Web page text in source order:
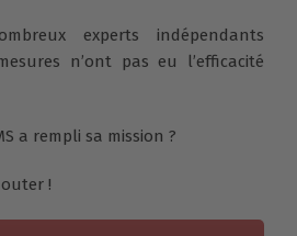
experts indépendants
n’ont pas eu l’efficacité
a rempli sa mission ?
!